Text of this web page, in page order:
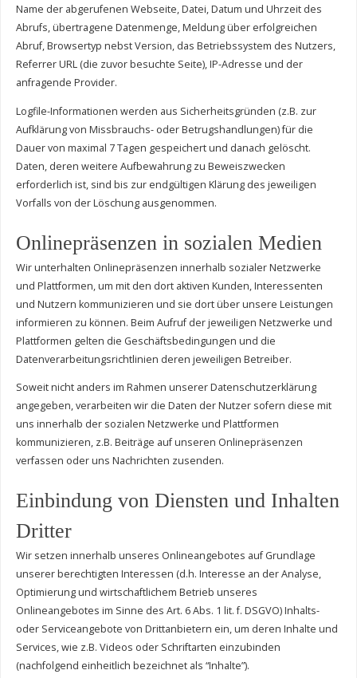
Name der abgerufenen Webseite, Datei, Datum und Uhrzeit des
Abrufs, übertragene Datenmenge, Meldung über erfolgreichen
Abruf, Browsertyp nebst Version, das Betriebssystem des Nutzers,
Referrer URL (die zuvor besuchte Seite), IP-Adresse und der
anfragende Provider.
Logfile-Informationen werden aus Sicherheitsgründen (z.B. zur
Aufklärung von Missbrauchs- oder Betrugshandlungen) für die
Dauer von maximal 7 Tagen gespeichert und danach gelöscht.
Daten, deren weitere Aufbewahrung zu Beweiszwecken
erforderlich ist, sind bis zur endgültigen Klärung des jeweiligen
Vorfalls von der Löschung ausgenommen.
Onlinepräsenzen in sozialen Medien
Wir unterhalten Onlinepräsenzen innerhalb sozialer Netzwerke
und Plattformen, um mit den dort aktiven Kunden, Interessenten
und Nutzern kommunizieren und sie dort über unsere Leistungen
informieren zu können. Beim Aufruf der jeweiligen Netzwerke und
Plattformen gelten die Geschäftsbedingungen und die
Datenverarbeitungsrichtlinien deren jeweiligen Betreiber.
Soweit nicht anders im Rahmen unserer Datenschutzerklärung
angegeben, verarbeiten wir die Daten der Nutzer sofern diese mit
uns innerhalb der sozialen Netzwerke und Plattformen
kommunizieren, z.B. Beiträge auf unseren Onlinepräsenzen
verfassen oder uns Nachrichten zusenden.
Einbindung von Diensten und Inhalten
Dritter
Wir setzen innerhalb unseres Onlineangebotes auf Grundlage
unserer berechtigten Interessen (d.h. Interesse an der Analyse,
Optimierung und wirtschaftlichem Betrieb unseres
Onlineangebotes im Sinne des Art. 6 Abs. 1 lit. f. DSGVO) Inhalts-
oder Serviceangebote von Drittanbietern ein, um deren Inhalte und
Services, wie z.B. Videos oder Schriftarten einzubinden
(nachfolgend einheitlich bezeichnet als “Inhalte”).